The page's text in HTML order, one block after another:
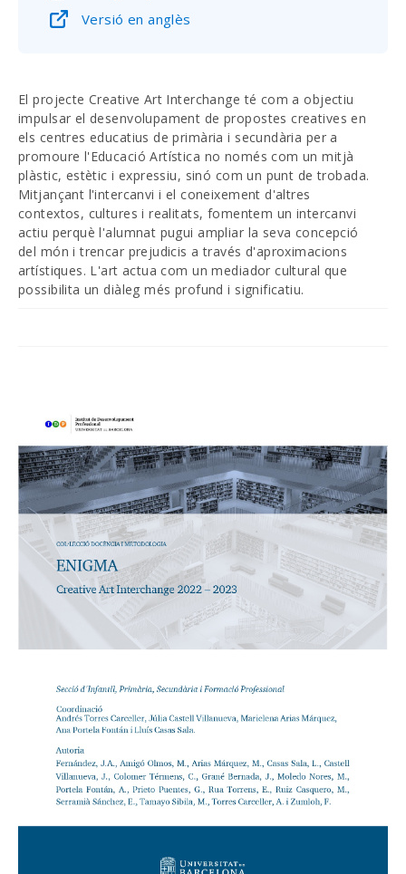
Versió en anglès
El projecte Creative Art Interchange té com a objectiu
impulsar el desenvolupament de propostes creatives en
els centres educatius de primària i secundària per a
promoure l'Educació Artística no només com un mitjà
plàstic, estètic i expressiu, sinó com un punt de trobada.
Mitjançant l'intercanvi i el coneixement d'altres
contextos, cultures i realitats, fomentem un intercanvi
actiu perquè l'alumnat pugui ampliar la seva concepció
del món i trencar prejudicis a través d'aproximacions
artístiques. L'art actua com un mediador cultural que
possibilita un diàleg més profund i significatiu.